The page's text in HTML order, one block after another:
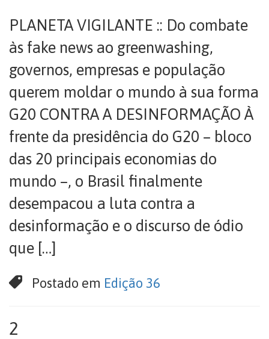
PLANETA VIGILANTE :: Do combate
às fake news ao greenwashing,
governos, empresas e população
querem moldar o mundo à sua forma
G20 CONTRA A DESINFORMAÇÃO À
frente da presidência do G20 – bloco
das 20 principais economias do
mundo –, o Brasil finalmente
desempacou a luta contra a
desinformação e o discurso de ódio
que […]
Postado em Edição 36
2